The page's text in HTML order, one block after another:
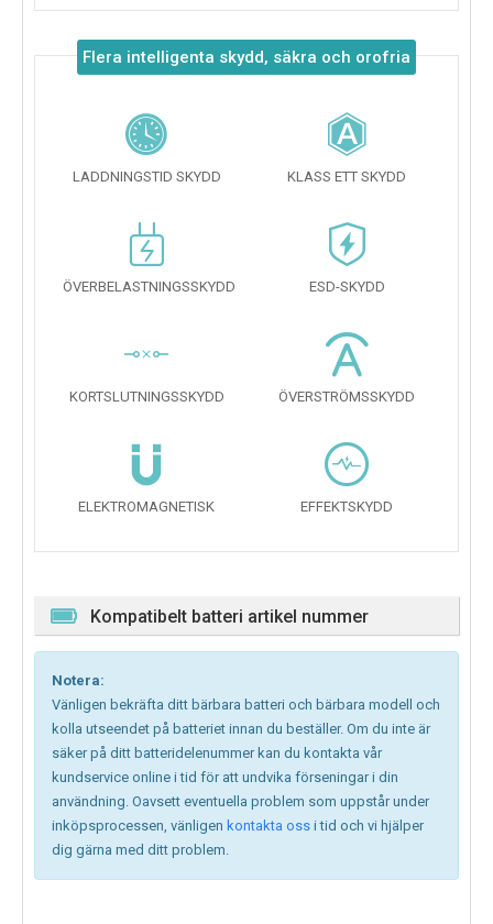
Flera intelligenta skydd, säkra och orofria
LADDNINGSTID SKYDD KLASS ETT SKYDD
ÖVERBELASTNINGSSKYDD ESD-SKYDD
KORTSLUTNINGSSKYDD ÖVERSTRÖMSSKYDD
ELEKTROMAGNETISK EFFEKTSKYDD
Kompatibelt batteri artikel nummer
Notera:
Vänligen bekräfta ditt bärbara batteri och bärbara modell och
kolla utseendet på batteriet innan du beställer. Om du inte är
säker på ditt batteridelenummer kan du kontakta vår
kundservice online i tid för att undvika förseningar i din
användning. Oavsett eventuella problem som uppstår under
inköpsprocessen, vänligen kontakta oss i tid och vi hjälper
dig gärna med ditt problem.